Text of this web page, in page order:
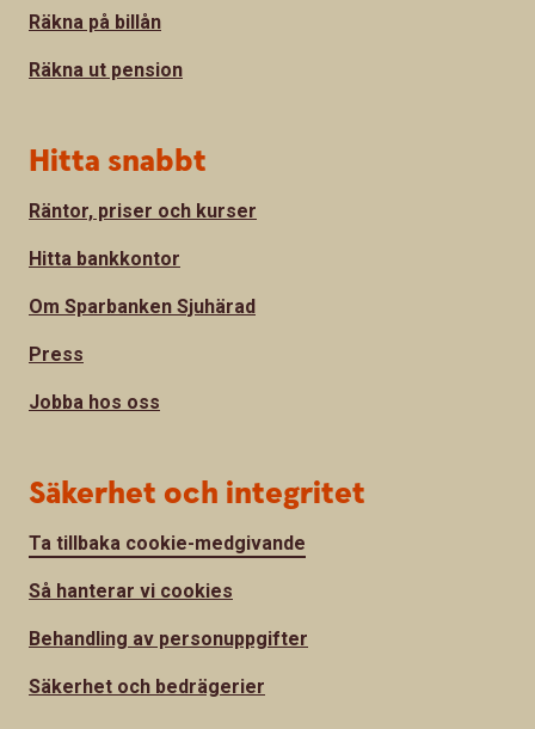
Räkna på billån
Räkna ut pension
Hitta snabbt
Räntor, priser och kurser
Hitta bankkontor
Om Sparbanken Sjuhärad
Press
Jobba hos oss
Säkerhet och integritet
Ta tillbaka cookie-medgivande
Så hanterar vi cookies
Behandling av personuppgifter
Säkerhet och bedrägerier